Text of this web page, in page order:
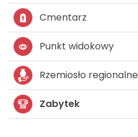
Cmentarz
Punkt widokowy
Rzemiosło regionalne
Zabytek